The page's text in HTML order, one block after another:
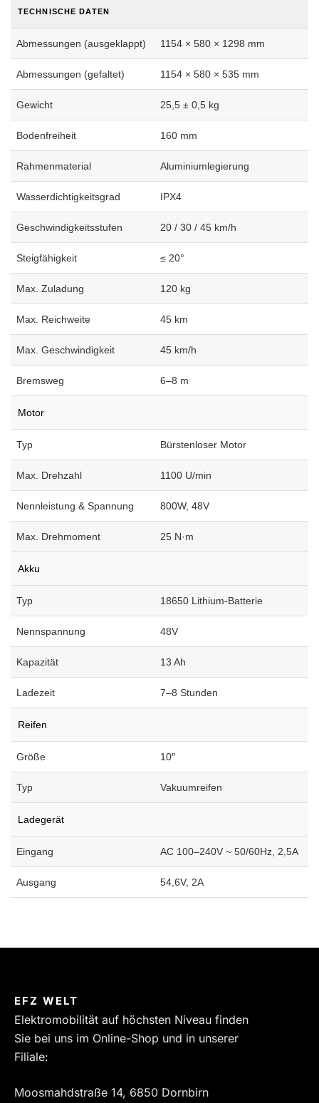
TECHNISCHE DATEN
Abmessungen (ausgeklappt) 1154 × 580 × 1298 mm
Abmessungen (gefaltet) 1154 × 580 × 535 mm
Gewicht 25,5 ± 0,5 kg
Bodenfreiheit 160 mm
Rahmenmaterial Aluminiumlegierung
Wasserdichtigkeitsgrad IPX4
Geschwindigkeitsstufen 20 / 30 / 45 km/h
Steigfähigkeit ≤ 20°
Max. Zuladung 120 kg
Max. Reichweite 45 km
Max. Geschwindigkeit 45 km/h
Bremsweg 6–8 m
Motor
Typ Bürstenloser Motor
Max. Drehzahl 1100 U/min
Nennleistung & Spannung 800W, 48V
Max. Drehmoment 25 N·m
Akku
Typ 18650 Lithium-Batterie
Nennspannung 48V
Kapazität 13 Ah
Ladezeit 7–8 Stunden
Reifen
Größe 10″
Typ Vakuumreifen
Ladegerät
Eingang AC 100–240V ~ 50/60Hz, 2,5A
Ausgang 54,6V, 2A
EFZ WELT
Elektromobilität auf höchsten Niveau finden
Sie bei uns im Online-Shop und in unserer
Filiale:
Moosmahdstraße 14, 6850 Dornbirn